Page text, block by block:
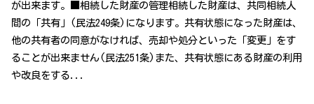
が出来ます。■相続した財産の管理相続した財産は、共同相続人
間の「共有」(民法249条)になります。共有状態になった財産は、
他の共有者の同意がなければ、売却や処分といった「変更」をす
ることが出来ません(民法251条)また、共有状態にある財産の利用
や改良をする...